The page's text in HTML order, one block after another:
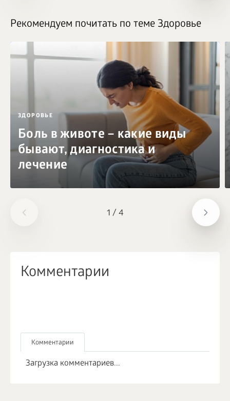
1 / 4
Рекомендуем почитать по теме Здоровье
ЗДОРОВЬЕ
Боль в животе – какие виды
бывают, диагностика и
лечение
Комментарии
Комментарии
Загрузка комментариев...